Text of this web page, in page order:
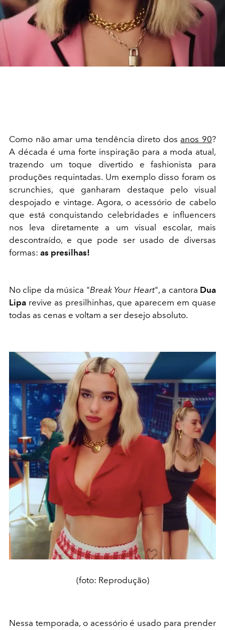
Como não amar uma tendência direto dos anos 90?
A década é uma forte inspiração para a moda atual,
trazendo um toque divertido e fashionista para
produções requintadas. Um exemplo disso foram os
scrunchies, que ganharam destaque pelo visual
despojado e vintage. Agora, o acessório de cabelo
que está conquistando celebridades e influencers
nos leva diretamente a um visual escolar, mais
descontraído, e que pode ser usado de diversas
formas: as presilhas!
No clipe da música "Break Your Heart", a cantora Dua
Lipa revive as presilhinhas, que aparecem em quase
todas as cenas e voltam a ser desejo absoluto.
(foto: Reprodução)
Nessa temporada, o acessório é usado para prender